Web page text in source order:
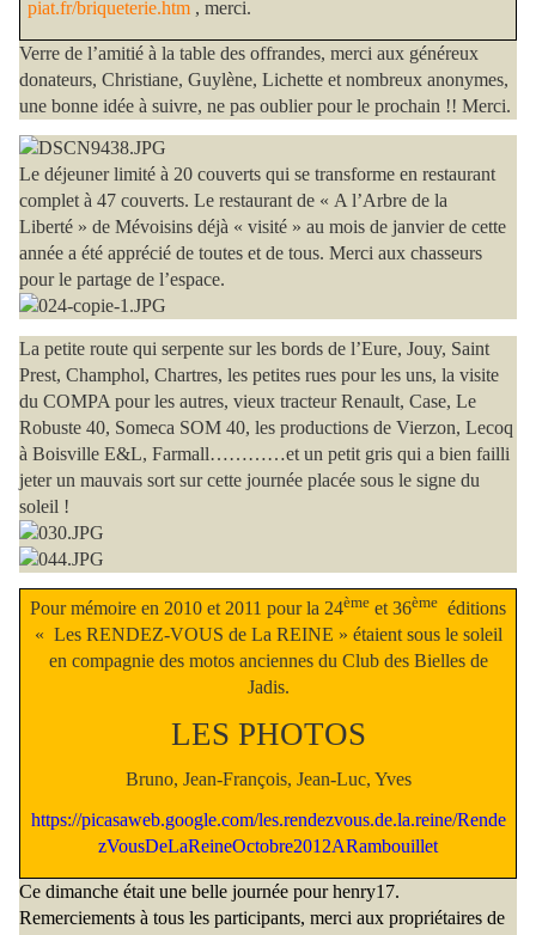
piat.fr/briqueterie.htm, merci.
Verre de l’amitié à la table des offrandes, merci aux généreux
donateurs, Christiane, Guylène, Lichette et nombreux anonymes,
une bonne idée à suivre, ne pas oublier pour le prochain !! Merci.
Le déjeuner limité à 20 couverts qui se transforme en restaurant
complet à 47 couverts. Le restaurant de « A l’Arbre de la
Liberté » de Mévoisins déjà « visité » au mois de janvier de cette
année a été apprécié de toutes et de tous. Merci aux chasseurs
pour le partage de l’espace.
La petite route qui serpente sur les bords de l’Eure, Jouy, Saint
Prest, Champhol, Chartres, les petites rues pour les uns, la visite
du COMPA pour les autres, vieux tracteur Renault, Case, Le
Robuste 40, Someca SOM 40, les productions de Vierzon, Lecoq
à Boisville E&L, Farmall…………et un petit gris qui a bien failli
jeter un mauvais sort sur cette journée placée sous le signe du
soleil !
Pour mémoire en 2010 et 2011 pour la 24ème et 36ème éditions
« Les RENDEZ-VOUS de La REINE » étaient sous le soleil
en compagnie des motos anciennes du Club des Bielles de
Jadis.
LES PHOTOS
Bruno, Jean-François, Jean-Luc, Yves
https://picasaweb.google.com/les.rendezvous.de.la.reine/Rende
zVousDeLaReineOctobre2012ARambouillet
Ce dimanche était une belle journée pour henry17.
Remerciements à tous les participants, merci aux propriétaires de